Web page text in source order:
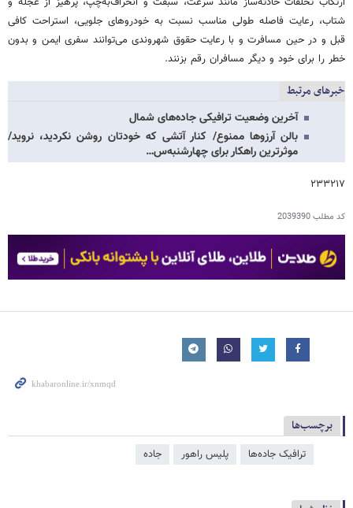
شتاب، رعایت فاصله طولی مناسب نسبت به خودروهای جلویی، استراحت کافی
قبل و در حین مسافرت و با رعایت حقوق شهروندی می‌توانند سفری ایمن و بدون
خطر را برای خود و دیگر مسافران رقم بزنند.
خبرهای مرتبط
آخرین وضعیت ترافیکی جاده‌های شمال
بالن آرزوها ممنوع/ کنار آتشی که خودتان روشن نکردید، نروید/
موثرترین راهکار برای چهارشنبه‌س…
۲۳۳۲۱۷
کد مطلب2039390
برچسب‌ها
ترافیک جاده‌ها پلیس راهور جاده